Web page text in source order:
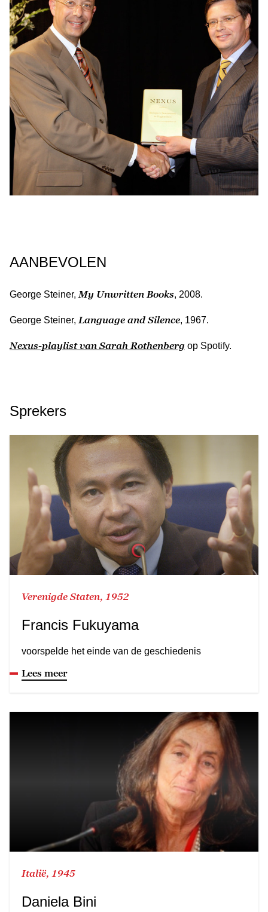
AANBEVOLEN
George Steiner, My Unwritten Books, 2008.
George Steiner, Language and Silence, 1967.
Nexus-playlist van Sarah Rothenberg op Spotify.
Sprekers
Verenigde Staten, 1952
Francis Fukuyama
voorspelde het einde van de geschiedenis
Lees meer
Italië, 1945
Daniela Bini